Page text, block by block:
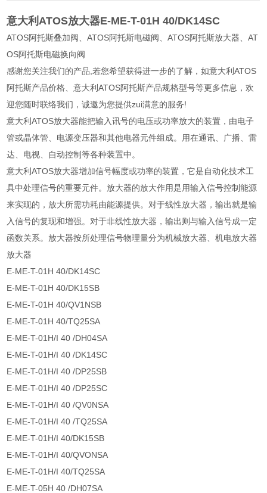
意大利ATOS放大器E-ME-T-01H 40/DK14SC
ATOS阿托斯叠加阀、ATOS阿托斯电磁阀、ATOS阿托斯放大器、AT
OS阿托斯电磁换向阀
感谢您关注我们的产品,若您希望获得进一步的了解，如意大利ATOS
阿托斯产品价格、意大利ATOS阿托斯产品规格型号等更多信息，欢
迎您随时联络我们，诚邀为您提供zui满意的服务!
意大利ATOS放大器能把输入讯号的电压或功率放大的装置，由电子
管或晶体管、电源变压器和其他电器元件组成。用在通讯、广播、雷
达、电视、自动控制等各种装置中。
意大利ATOS放大器增加信号幅度或功率的装置，它是自动化技术工
具中处理信号的重要元件。放大器的放大作用是用输入信号控制能源
来实现的，放大所需功耗由能源提供。对于线性放大器，输出就是输
入信号的复现和增强。对于非线性放大器，输出则与输入信号成一定
函数关系。放大器按所处理信号物理量分为机械放大器、机电放大器
放大器
E-ME-T-01H 40/DK14SC
E-ME-T-01H 40/DK15SB
E-ME-T-01H 40/QV1NSB
E-ME-T-01H 40/TQ25SA
E-ME-T-01H/I 40 /DH04SA
E-ME-T-01H/I 40 /DK14SC
E-ME-T-01H/I 40 /DP25SB
E-ME-T-01H/I 40 /DP25SC
E-ME-T-01H/I 40 /QV0NSA
E-ME-T-01H/I 40 /TQ25SA
E-ME-T-01H/I 40/DK15SB
E-ME-T-01H/I 40/QVONSA
E-ME-T-01H/I 40/TQ25SA
E-ME-T-05H 40 /DH07SA